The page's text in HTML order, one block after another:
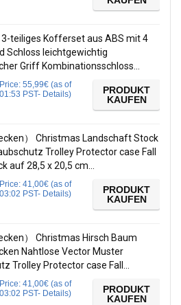
teiliges Kofferset aus ABS mit 4
Schloss leichtgewichtig
Griff Kombinationsschloss…
55,99€ (as of
PST- Details)
PRODUKT
KAUFEN
） Christmas Landschaft Stock
Trolley Protector case Fall
auf 28,5 x 20,5 cm…
41,00€ (as of
PST- Details)
PRODUKT
KAUFEN
） Christmas Hirsch Baum
Nahtlose Vector Muster
Trolley Protector case Fall…
41,00€ (as of
PST- Details)
PRODUKT
KAUFEN